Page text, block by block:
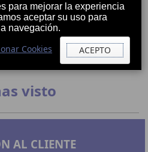
visto
AL CLIENTE
para mejorar la experiencia
aceptar su uso para
navegación.
Cookies ACEPTO